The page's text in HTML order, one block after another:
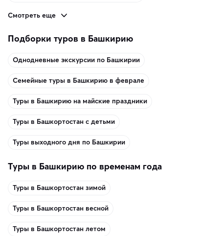
Смотреть еще
Подборки туров в Башкирию
Однодневные экскурсии по Башкирии
Семейные туры в Башкирию в феврале
Туры в Башкирию на майские праздники
Туры в Башкортостан с детьми
Туры выходного дня по Башкирии
Туры в Башкирию по временам года
Туры в Башкортостан зимой
Туры в Башкортостан весной
Туры в Башкортостан летом